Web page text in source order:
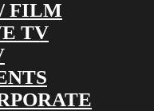
FILM
TV